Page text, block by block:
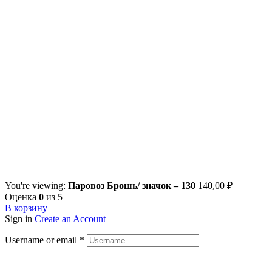
You're viewing: Паровоз Брошь/ значок – 130 140,00 ₽
Оценка 0 из 5
В корзину
Sign in Create an Account
Username or email *